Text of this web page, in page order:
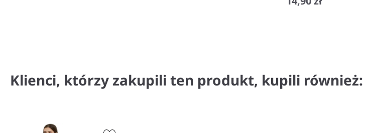
Klienci, którzy zakupili ten produkt, kupili również: